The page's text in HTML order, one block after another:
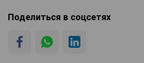
Поделиться в соцсетях